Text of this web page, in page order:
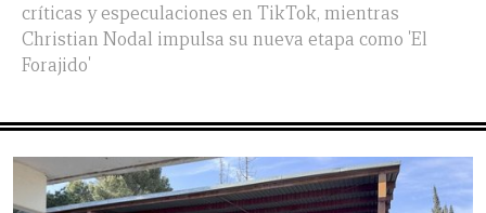
críticas y especulaciones en TikTok, mientras
Christian Nodal impulsa su nueva etapa como 'El
Forajido'